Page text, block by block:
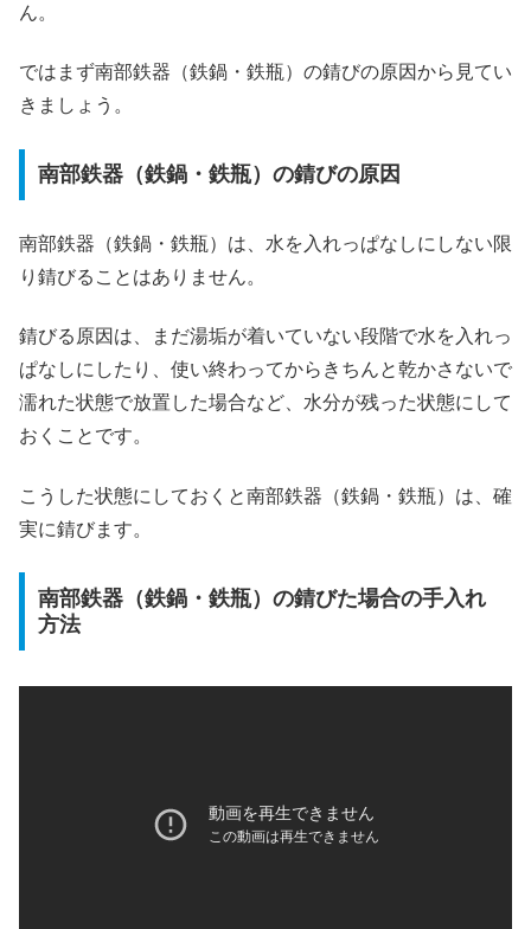
ん。
ではまず南部鉄器（鉄鍋・鉄瓶）の錆びの原因から見てい
きましょう。
南部鉄器（鉄鍋・鉄瓶）の錆びの原因
南部鉄器（鉄鍋・鉄瓶）は、水を入れっぱなしにしない限
り錆びることはありません。
錆びる原因は、まだ湯垢が着いていない段階で水を入れっ
ぱなしにしたり、使い終わってからきちんと乾かさないで
濡れた状態で放置した場合など、水分が残った状態にして
おくことです。
こうした状態にしておくと南部鉄器（鉄鍋・鉄瓶）は、確
実に錆びます。
南部鉄器（鉄鍋・鉄瓶）の錆びた場合の手入れ
方法